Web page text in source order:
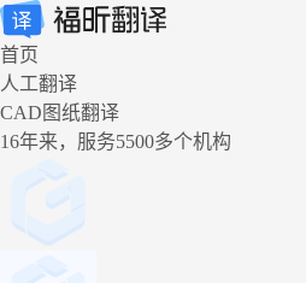
首页
人工翻译
CAD图纸翻译
16年来，服务5500多个机构